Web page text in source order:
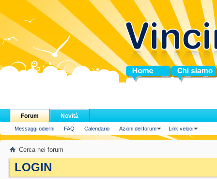
Home Chi siamo
Forum
Messaggi odierni FAQ Calendario Azioni del forum Link veloci
Novità
Cerca nei forum
LOGIN.